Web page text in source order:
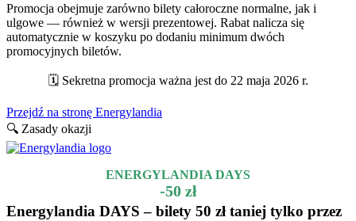
Promocja obejmuje zarówno bilety całoroczne normalne, jak i
ulgowe — również w wersji prezentowej. Rabat nalicza się
automatycznie w koszyku po dodaniu minimum dwóch
promocyjnych biletów.
🗓️ Sekretna promocja ważna jest do 22 maja 2026 r.
Przejdź na stronę Energylandia
🔍 Zasady okazji
ENERGYLANDIA DAYS
-50 zł
Energylandia DAYS – bilety 50 zł taniej tylko przez